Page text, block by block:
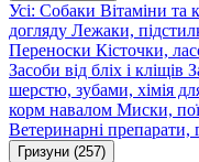
Усі: Собаки Вітаміни та
догляду Лежаки,
Переноски Кісточки,
Засоби від бліх і кліщів
шерстю, зубами, хімія
корм навалом Миски,
Ветеринарні препарати,
Гризуни (257)